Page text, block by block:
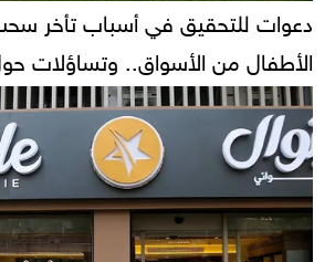
دعوات للتحقيق في أسباب تأخر
الأطفال من الأسواق.. وتساؤلات